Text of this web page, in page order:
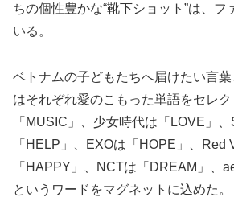
ちの個性豊かな“靴下ショット”は、フ
いる。
ベトナムの子どもたちへ届けたい言
はそれぞれ愛のこもった単語をセレ
「MUSIC」、少女時代は「LOVE」
「HELP」、EXOは「HOPE」、Red
「HAPPY」、NCTは「DREAM」、
というワードをマグネットに込めた。